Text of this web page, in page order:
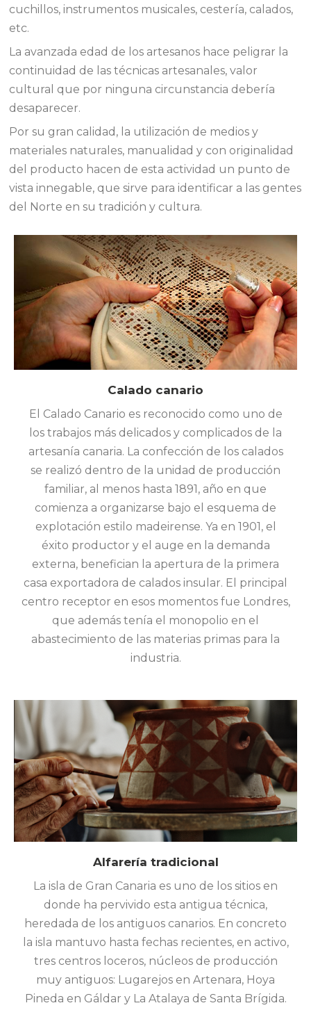
cuchillos, instrumentos musicales, cestería, calados,
etc.
La avanzada edad de los artesanos hace peligrar la
continuidad de las técnicas artesanales, valor
cultural que por ninguna circunstancia debería
desaparecer.
Por su gran calidad, la utilización de medios y
materiales naturales, manualidad y con originalidad
del producto hacen de esta actividad un punto de
vista innegable, que sirve para identificar a las gentes
del Norte en su tradición y cultura.
Calado canario
El Calado Canario es reconocido como uno de
los trabajos más delicados y complicados de la
artesanía canaria. La confección de los calados
se realizó dentro de la unidad de producción
familiar, al menos hasta 1891, año en que
comienza a organizarse bajo el esquema de
explotación estilo madeirense. Ya en 1901, el
éxito productor y el auge en la demanda
externa, benefician la apertura de la primera
casa exportadora de calados insular. El principal
centro receptor en esos momentos fue Londres,
que además tenía el monopolio en el
abastecimiento de las materias primas para la
industria.
Alfarería tradicional
La isla de Gran Canaria es uno de los sitios en
donde ha pervivido esta antigua técnica,
heredada de los antiguos canarios. En concreto
la isla mantuvo hasta fechas recientes, en activo,
tres centros loceros, núcleos de producción
muy antiguos: Lugarejos en Artenara, Hoya
Pineda en Gáldar y La Atalaya de Santa Brígida.